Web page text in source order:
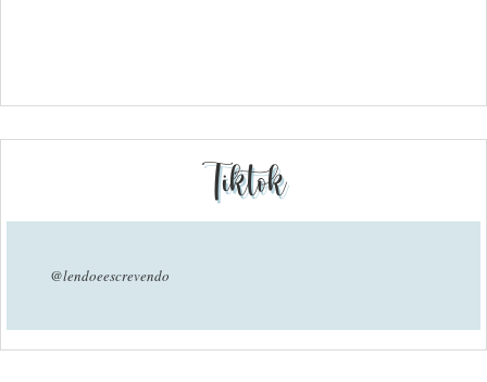
Tiktok
@lendoeescrevendo